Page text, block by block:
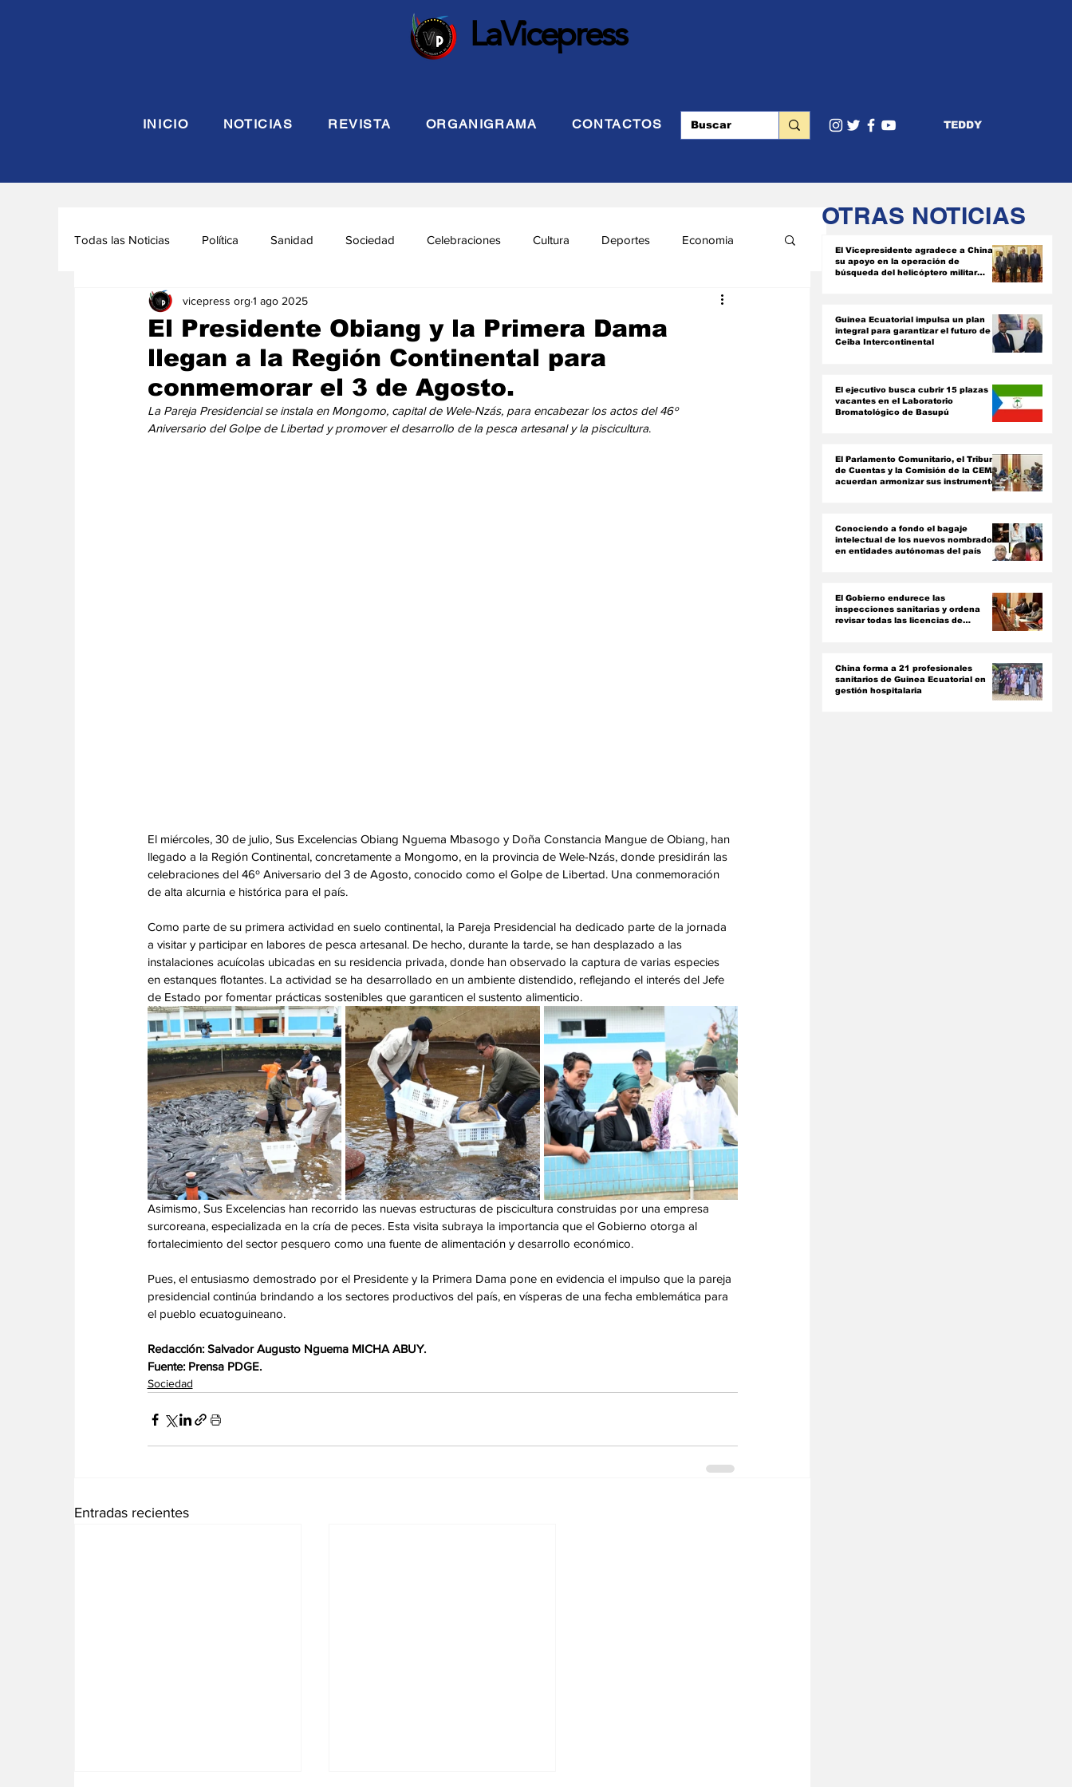
LaVicepress
INICIO NOTICIAS REVISTA ORGANIGRAMA CONTACTOS TEDDY
Todas las Noticias Política Sanidad Sociedad Celebraciones Cultura Deportes Economia
Seguridad y Defensa Turismo INTERIOR
Asuntos Sociales Telecomunicación Cumbres Tecnología Agricultura
El Presidente Obiang y la Primera Dama
llegan a la Región Continental para
conmemorar el 3 de Agosto.
vicepress org 1 ago 2025
La Pareja Presidencial se instala en Mongomo, capital de Wele-Nzás, para encabezar los actos del 46º
Aniversario del Golpe de Libertad y promover el desarrollo de la pesca artesanal y la piscicultura.
El miércoles, 30 de julio, Sus Excelencias Obiang Nguema Mbasogo y Doña Constancia Mangue de Obiang, han
llegado a la Región Continental, concretamente a Mongomo, en la provincia de Wele-Nzás, donde presidirán las
celebraciones del 46º Aniversario del 3 de Agosto, conocido como el Golpe de Libertad. Una conmemoración
de alta alcurnia e histórica para el país.
Como parte de su primera actividad en suelo continental, la Pareja Presidencial ha dedicado parte de la jornada
a visitar y participar en labores de pesca artesanal. De hecho, durante la tarde, se han desplazado a las
instalaciones acuícolas ubicadas en su residencia privada, donde han observado la captura de varias especies
en estanques flotantes. La actividad se ha desarrollado en un ambiente distendido, reflejando el interés del Jefe
de Estado por fomentar prácticas sostenibles que garanticen el sustento alimenticio.
Asimismo, Sus Excelencias han recorrido las nuevas estructuras de piscicultura construidas por una empresa
surcoreana, especializada en la cría de peces. Esta visita subraya la importancia que el Gobierno otorga al
fortalecimiento del sector pesquero como una fuente de alimentación y desarrollo económico.
Pues, el entusiasmo demostrado por el Presidente y la Primera Dama pone en evidencia el impulso que la pareja
presidencial continúa brindando a los sectores productivos del país, en vísperas de una fecha emblemática para
el pueblo ecuatoguineano.
Redacción: Salvador Augusto Nguema MICHA ABUY.
Fuente: Prensa PDGE.
Sociedad
Entradas recientes
OTRAS NOTICIAS
El Vicepresidente agradece a China
su apoyo en la operación de
búsqueda del helicóptero militar
Guinea Ecuatorial impulsa un plan
integral para garantizar el futuro de
Ceiba Intercontinental
El ejecutivo busca cubrir 15 plazas
vacantes en el Laboratorio
Bromatológico de Basupú
El Parlamento Comunitario, el Tribunal
de Cuentas y la Comisión de la CEMAC
acuerdan armonizar sus instrumentos
Conociendo a fondo el bagaje
intelectual de los nuevos nombrados
en entidades autónomas del país ‎
El Gobierno endurece las
inspecciones sanitarias y ordena
revisar todas las licencias de
China forma a 21 profesionales
sanitarios de Guinea Ecuatorial en
gestión hospitalaria